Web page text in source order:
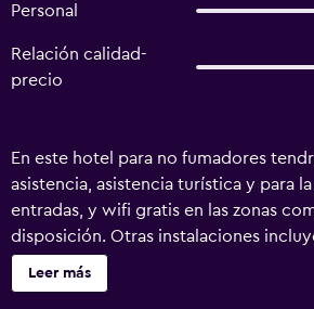
Personal
Relación calidad-
precio
En este hotel para no fumadores
asistencia, asistencia turística y para
entradas, y wifi gratis en las zonas
disposición. Otras instalaciones
multilingüe. BYPILLOW Irala ofrece 34
aire acondicionado, caja fuerte y
Leer más